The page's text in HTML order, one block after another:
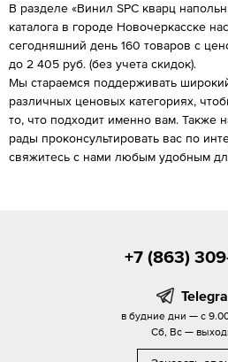
В разделе «Винил SPC кварц
каталога в городе Новочеркасске
сегодняшний день 160 товаров с
до 2 405 руб. (без учета скидок).
Мы стараемся поддерживать
различных ценовых категориях,
то, что подходит именно вам. Также
рады проконсультировать вас по
свяжитесь с нами любым удобным
+7 (863)
в будние дни — с
Сб, Вс —